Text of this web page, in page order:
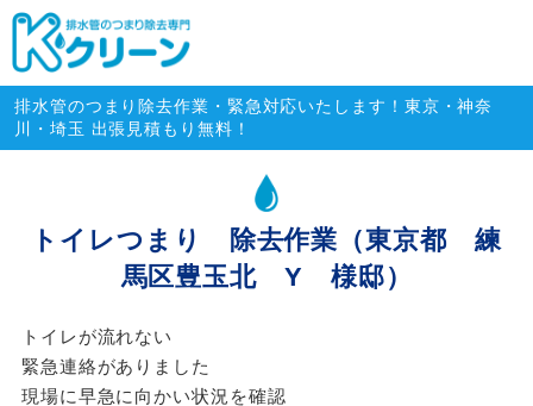
排水管のつまり除去作業・緊急対応いたします！東京・神奈
川・埼玉 出張見積もり無料！
トイレつまり 除去作業（東京都 練
馬区豊玉北 Y 様邸）
トイレが流れない
緊急連絡がありました
現場に早急に向かい状況を確認